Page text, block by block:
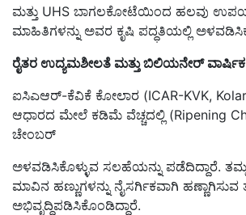
ಮತ್ತು UHS ಬಾಗಲಕೋಟೆಯಿಂದ ಹಲವು
ಮಾಹಿತಿಗಳನ್ನು ಅವರ ಕೃಷಿ ಪದ್ಧತಿಯಲ್ಲಿ
ರೈತರ ಉದ್ಯಮಶೀಲತೆ ಮತ್ತು ಬಿಲಿಯನೇರ್
ಐಸಿಎಆರ್-ಕೆವಿಕೆ ಕೋಲಾರ (ICAR-KVK,
ಆಧಾರದ ಮೇಲೆ ಕಡಿಮೆ ವೆಚ್ಚದಲ್ಲಿ (Ripening
ಚೇಂಬರ್
ಅಳವಡಿಸಿಕೊಳ್ಳುವ ಸಲಹೆಯನ್ನು ಪಡೆದಿದ್ದಾರೆ.
ಮಾವಿನ ಹಣ್ಣುಗಳನ್ನು ನೈಸರ್ಗಿಕವಾಗಿ ಹಣ್ಣಾಗಿಸುವ
ಅಭಿವೃದ್ಧಿಪಡಿಸಿಕೊಂಡಿದ್ದಾರೆ.